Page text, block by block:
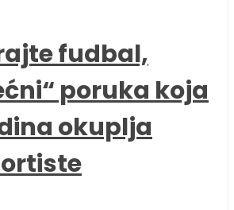
fudbal,
poruka koja
okuplja